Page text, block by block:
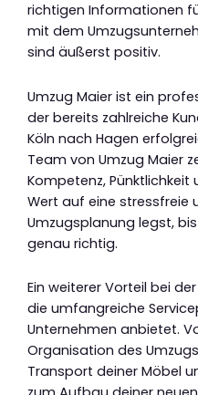
richtigen Informationen
mit dem
sind äußerst positiv.
Umzug Maier ist ein
der bereits zahlreiche
Köln nach Hagen
Team von Umzug Maier
Kompetenz, Pünktlichkeit
Wert auf eine stressfreie
Umzugsplanung legst,
genau richtig.
Ein weiterer Vorteil bei
die umfangreiche
Unternehmen anbietet.
Organisation des
Transport deiner Möbel